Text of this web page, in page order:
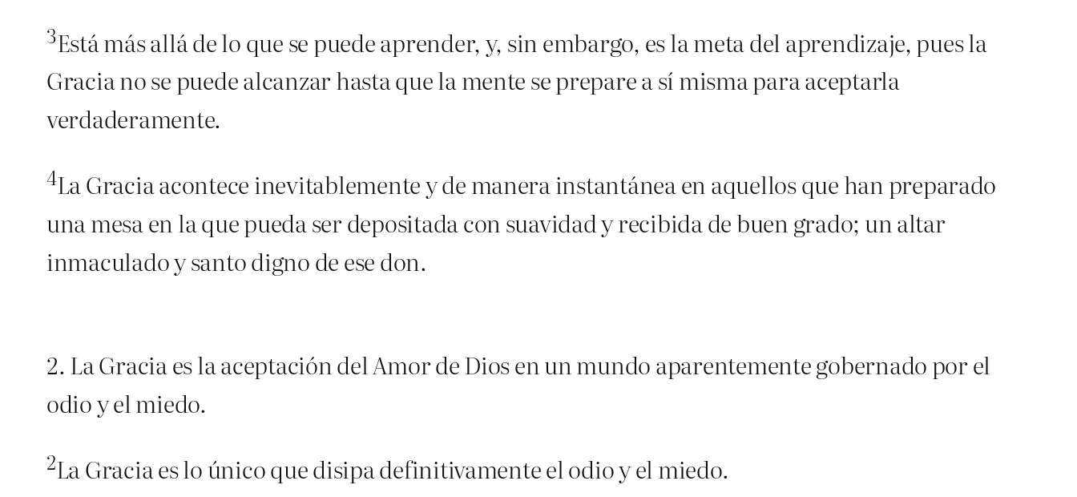
3Está más allá de lo que se puede aprender, y, sin embargo, es la meta del aprendizaje, pues la
Gracia no se puede alcanzar hasta que la mente se prepare a sí misma para aceptarla
verdaderamente.
4La Gracia acontece inevitablemente y de manera instantánea en aquellos que han preparado
una mesa en la que pueda ser depositada con suavidad y recibida de buen grado; un altar
inmaculado y santo digno de ese don.
2. La Gracia es la aceptación del Amor de Dios en un mundo aparentemente gobernado por el
odio y el miedo.
2La Gracia es lo único que disipa definitivamente el odio y el miedo.